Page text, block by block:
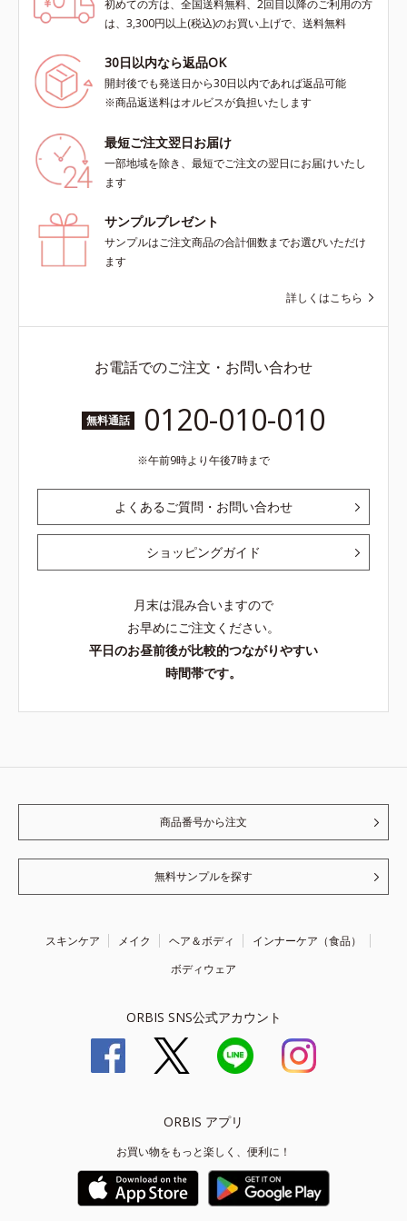
初めての方は、全国送料無料、2回目以降のご利用の方
は、3,300円以上(税込)のお買い上げで、送料無料
30日以内なら返品OK
開封後でも発送日から30日以内であれば返品可能
※商品返送料はオルビスが負担いたします
最短ご注文翌日お届け
一部地域を除き、最短でご注文の翌日にお届けいたし
ます
サンプルプレゼント
サンプルはご注文商品の合計個数までお選びいただけ
ます
詳しくはこちら
お電話でのご注文・お問い合わせ
無料通話 0120-010-010
午前9時より午後7時まで
よくあるご質問・お問い合わせ
ショッピングガイド
月末は混み合いますので
お早めにご注文ください。
平日のお昼前後が比較的つながりやすい
時間帯です。
商品番号から注文
無料サンプルを探す
スキンケア メイク ヘア＆ボディ
インナーケア（食品）
ボディウェア
ORBIS SNS公式アカウント
ORBIS アプリ
お買い物をもっと楽しく、便利に！